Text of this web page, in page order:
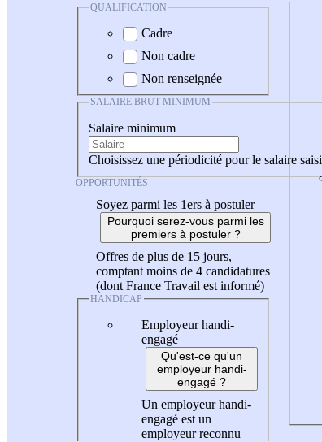
QUALIFICATION
Cadre
Non cadre
Non renseignée
SALAIRE BRUT MINIMUM
Salaire minimum
Choisissez une périodicité pour le salaire saisi
OPPORTUNITÉS
Soyez parmi les 1ers à postuler
Pourquoi serez-vous parmi les
premiers à postuler ?
Offres de plus de 15 jours,
comptant moins de 4 candidatures
(dont France Travail est informé)
HANDICAP
Employeur handi-
engagé
Qu'est-ce qu'un
employeur handi-
engagé ?
Un employeur handi-
engagé est un
employeur reconnu